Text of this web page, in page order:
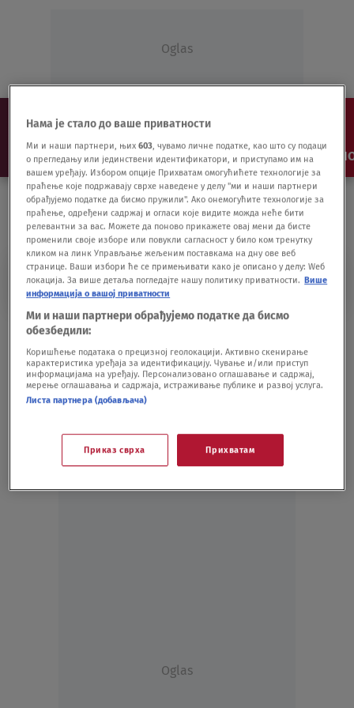
Oglas
NAJNOVIJE VESTI SHOW SPORT VIDEO
PEJTON MENING
prst u prenosu uživo VIDEO
SPORT - OSTALO28.09.21.
Oglas
Нама је стало до ваше приватности
Ми и наши партнери, њих603, чувамо личне податке, као што су подаци
о прегледању или јединствени идентификатори, и приступамо им на
вашем уређају. Избором опције Прихватам омогућићете технологије за
праћење које подржавају сврхе наведене у делу "ми и наши партнери
обрађујемо податке да бисмо пружили". Ако онемогућите технологије за
праћење, одређени садржај и огласи које видите можда неће бити
релевантни за вас. Можете да поново прикажете овај мени да бисте
променили своје изборе или повукли сагласност у било ком тренутку
кликом на линк Управљање жељеним поставкама на дну ове веб
странице. Ваши избори ће се примењивати како је описано у делу: Wеб
локација. За више детаља погледајте нашу политику приватности. Више
информација о вашој приватности
Ми и наши партнери обрађујемо податке да бисмо
обезбедили:
Коришћење података о прецизној геолокацији. Активно скенирање
карактеристика уређаја за идентификацију. Чување и/или приступ
информацијама на уређају. Персонализовано оглашавање и садржај,
мерење оглашавања и садржаја, истраживање публике и развој услуга.
Листа партнера (добављача)
Приказ сврха Прихватам